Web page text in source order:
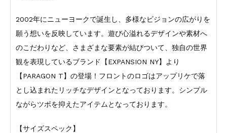
2002年にニューヨークで誕生し、多様なビジョンの広がりを
願う想いを反映しています。遊び心溢れるデザインや素材へ
のこだわりなど、さまざまな要素が結びついて、独自の世界
観を表現しているブランド【EXPANSION NY】より
【PARAGON T】の登場！フロントのロゴはアップリケで落
とし込まれたリッチなデザインとなっております。シンプル
ながらツボを抑えたアイテムとなっております。
【サイズスペック】